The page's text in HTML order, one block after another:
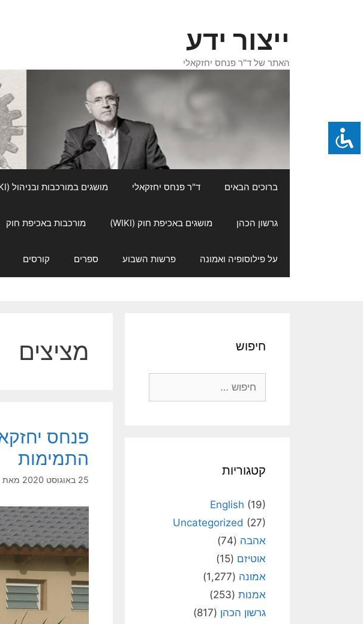
ייצור ידע
האתר של ד"ר פנחס יחזקאלי
ברוכים הבאים ד"ר פנחס יחזקאלי מושגים במורכבות ובניהול (WIKI)
גרשון הכהן מושגים באכיפת חוק (WIKI) מורכבות באכיפת חוק
על פילוסופיה ואמונה פרשות השבוע ספרים קורסים
מציצים
התמימות
25 באוגוסט 2020 מאת
חיפוש
קטגוריות
English (19)
Uncategorized (27)
אהבה (74)
אוטיזם (15)
אמונה (1,277)
אמנות (253)
גרשון הכהן (817)